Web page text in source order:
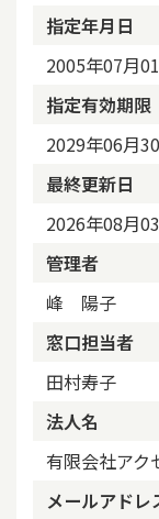
指定年月日
2005年07月
指定有効期限
2029年06月
最終更新日
2026年08月
管理者
峰 陽子
窓口担当者
田村寿子
法人名
有限会社アク
メールアドレ